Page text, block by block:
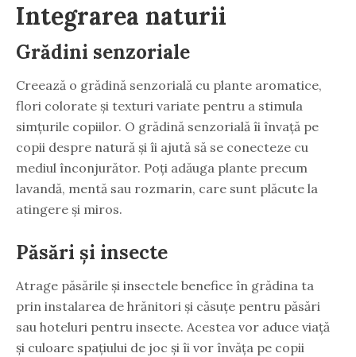
Integrarea naturii
Grădini senzoriale
Creează o grădină senzorială cu plante aromatice,
flori colorate și texturi variate pentru a stimula
simțurile copiilor. O grădină senzorială îi învață pe
copii despre natură și îi ajută să se conecteze cu
mediul înconjurător. Poți adăuga plante precum
lavandă, mentă sau rozmarin, care sunt plăcute la
atingere și miros.
Păsări și insecte
Atrage păsările și insectele benefice în grădina ta
prin instalarea de hrănitori și căsuțe pentru păsări
sau hoteluri pentru insecte. Acestea vor aduce viață
și culoare spațiului de joc și îi vor învăța pe copii